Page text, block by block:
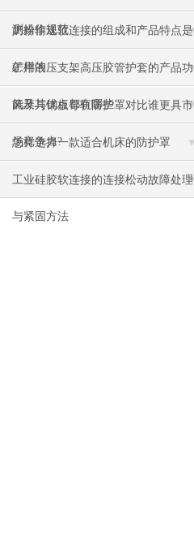
测操作规范
奶粉输送软连接的组成和产品特点是
怎样的
矿用液压支架高压胶管护套的产品功
能及其优点都有哪些
风琴与钢板导轨防护罩对比谁更具市
场竞争力?
怎样选择一款适合机床的防护罩
工业硅胶软连接的连接松动故障处理
与紧固方法